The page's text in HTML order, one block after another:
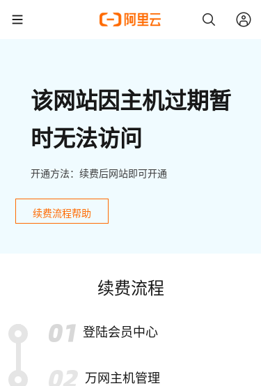
该网站因主机过期暂
时无法访问
开通方法：续费后网站即可开通
续费流程帮助
续费流程
登陆会员中心
万网主机管理